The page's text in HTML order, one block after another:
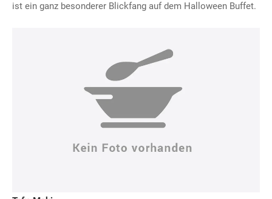
ist ein ganz besonderer Blickfang auf dem Halloween Buffet.